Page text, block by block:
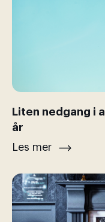
Liten nedgang i
år
Les mer